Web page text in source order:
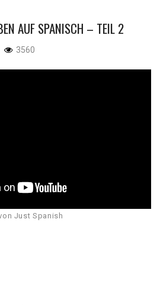
AUF SPANISCH – TEIL 2
3560
Just Spanish